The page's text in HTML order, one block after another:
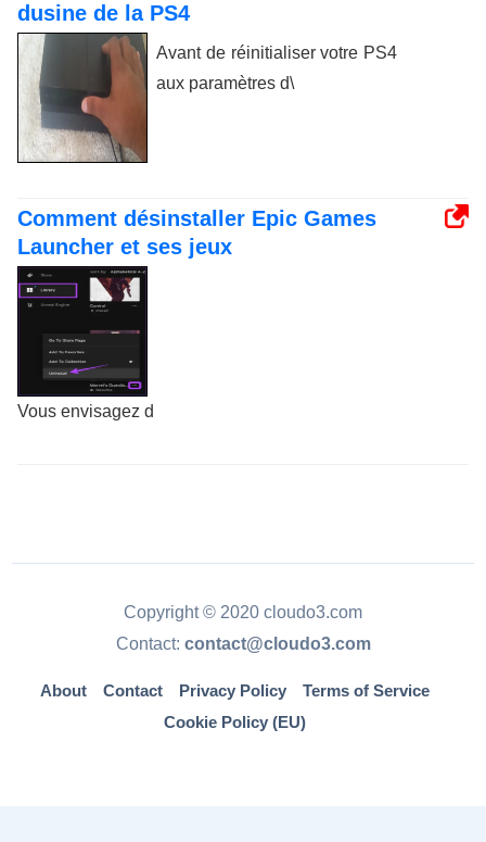
dusine de la PS4
Avant de réinitialiser votre PS4
aux paramètres d\
Comment désinstaller Epic Games
Launcher et ses jeux
Vous envisagez d
Copyright © 2020 cloudo3.com
Contact: contact@cloudo3.com
About Contact Privacy Policy
Terms of Service
Cookie Policy (EU)